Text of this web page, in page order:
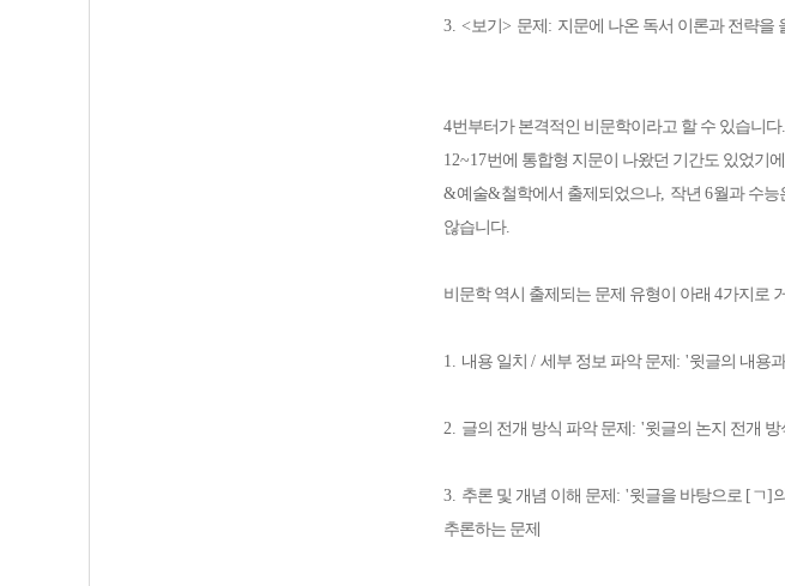
3. <보기 > 문제 : 지문에 나온 독서 이론과 전략을
4번부터가 본격적인 비문학이라고 할 수 있습니다
12~17번에 통합형 지문이 나왔던 기간도 있었기
&예술&철학에서 출제되었으나, 작년 6월과 수능
않습니다.
비문학 역시 출제되는 문제 유형이 아래 4가지로
1. 내용 일치 / 세부 정보 파악 문제 : '윗글의 내용
2. 글의 전개 방식 파악 문제 : '윗글의 논지 전개
3. 추론 및 개념 이해 문제 : '윗글을 바탕으로 [ ㄱ]
추론하는 문제